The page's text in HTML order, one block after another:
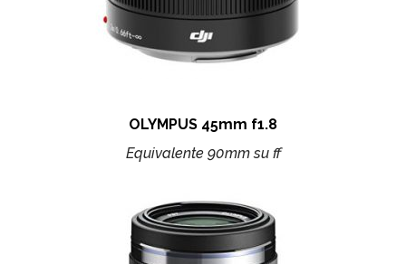
OLYMPUS 45mm f1.8
Equivalente 90mm su ff